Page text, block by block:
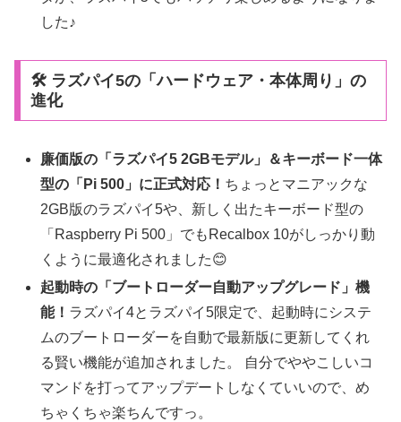
した♪
🛠️ ラズパイ5の「ハードウェア・本体周り」の
進化
廉価版の「ラズパイ5 2GBモデル」＆キーボード一体
型の「Pi 500」に正式対応！ ちょっとマニアックな
2GB版のラズパイ5や、新しく出たキーボード型の
「Raspberry Pi 500」でもRecalbox 10がしっかり動
くように最適化されました😊
起動時の「ブートローダー自動アップグレード」機
能！ ラズパイ4とラズパイ5限定で、起動時にシステ
ムのブートローダーを自動で最新版に更新してくれ
る賢い機能が追加されました。 自分でややこしいコ
マンドを打ってアップデートしなくていいので、め
ちゃくちゃ楽ちんですっ。